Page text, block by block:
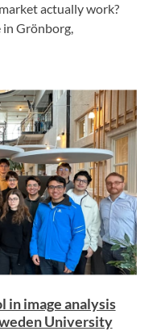
actually work?
Grönborg,
image analysis
University